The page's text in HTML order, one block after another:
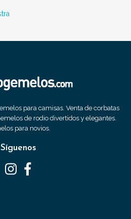
para camisas. Venta de corbatas
de rodio divertidos y elegantes.
para novios.
Síguenos